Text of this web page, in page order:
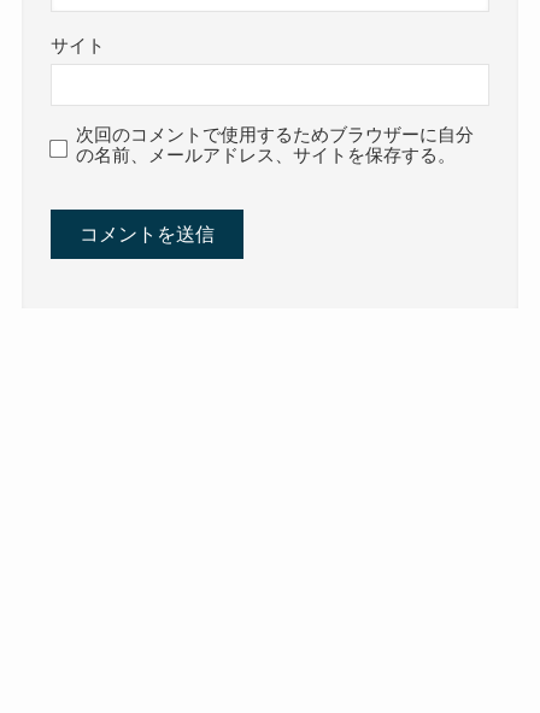
サイト
次回のコメントで使用するためブラウザーに自分
の名前、メールアドレス、サイトを保存する。